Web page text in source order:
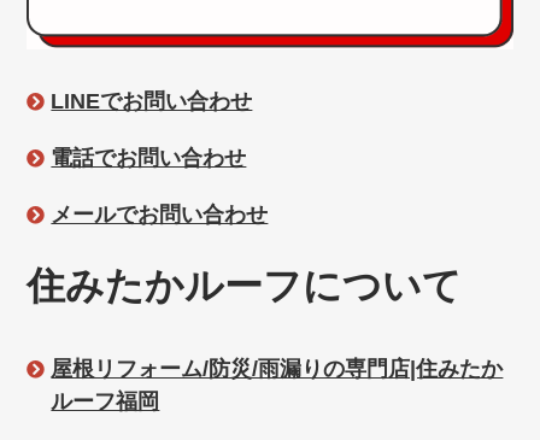
LINEでお問い合わせ
電話でお問い合わせ
メールでお問い合わせ
住みたかルーフについて
屋根リフォーム/防災/雨漏りの専門店|住みたか
ルーフ福岡